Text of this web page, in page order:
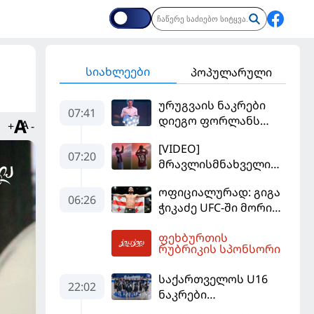
+ -
სიახლეები პოპულარული
07:41
ურუგვაის ნაკრები
დიეგო ფორლანს
07:20
[VIDEO]
მრავლისმნახველი
ჩააგდეს - რა
ხდებოდა ტრაბზონში
ფეხბურთელის
წარდგენისას
06:26
ოფიციალურად: გიგა
ჭიკაძე UFC-ში მორიგ
სექტემბერში
გამართავს
ფეხბურთის
რუბრიკის სპონსორი
22:02
საქართველოს U16
ნაკრები